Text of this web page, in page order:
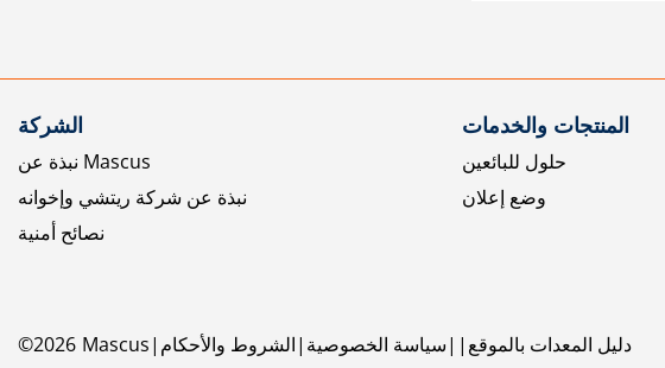
الشركة
نبذة عن Mascus
نبذة عن شركة ريتشي وإخوانه
نصائح أمنية
المنتجات والخدمات
حلول للبائعين
وضع إعلان
©2026 Mascus الشروط والأحكام سياسة الخصوصية دليل المعدات بالموقع